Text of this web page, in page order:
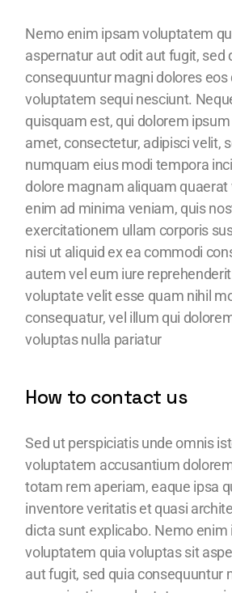
Nemo enim ipsam voluptatem
aspernatur aut odit aut fugit, sed
consequuntur magni dolores eos
voluptatem sequi nesciunt.
quisquam est, qui dolorem
amet, consectetur, adipisci velit,
numquam eius modi tempora
dolore magnam aliquam
enim ad minima veniam, quis
exercitationem ullam corporis
nisi ut aliquid ex ea commodi
autem vel eum iure
voluptate velit esse quam nihil
consequatur, vel illum qui
voluptas nulla pariatur
How to contact us
Sed ut perspiciatis unde omnis
voluptatem accusantium
totam rem aperiam, eaque ipsa
inventore veritatis et quasi
dicta sunt explicabo. Nemo enim
voluptatem quia voluptas sit
aut fugit, sed quia consequuntur